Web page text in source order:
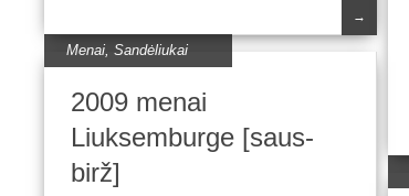
→
Menai,Sandėliukai
2009 menai
Liuksemburge [saus-
birž]